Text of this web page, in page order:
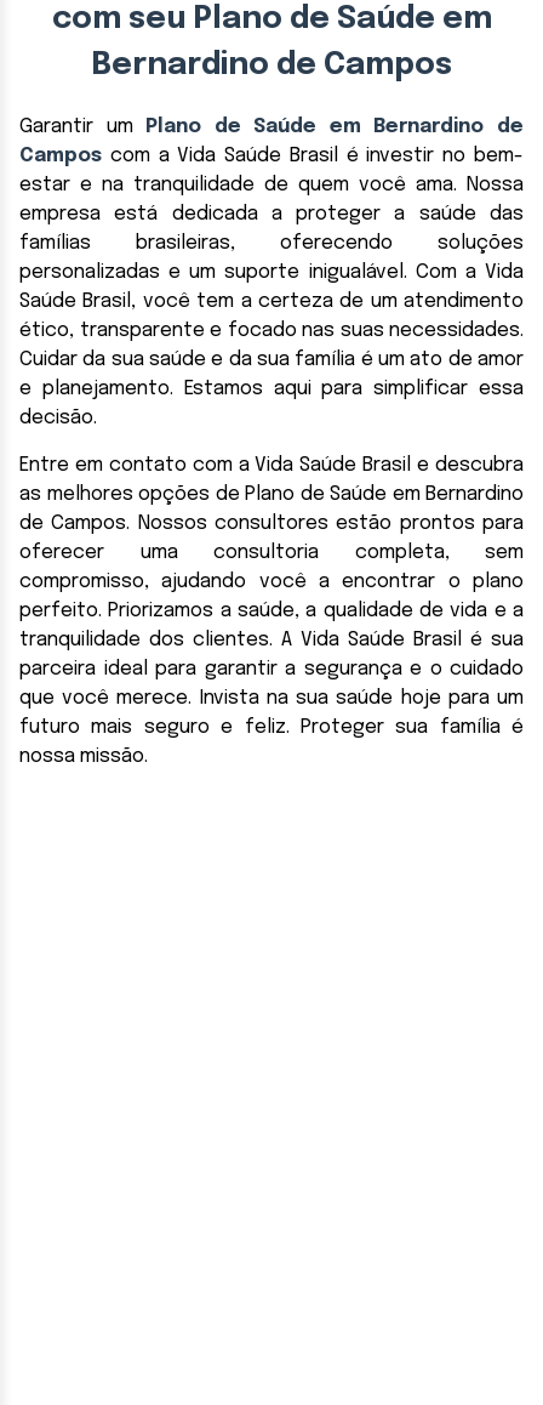
com seu Plano de Saúde em
Bernardino de Campos
Garantir um
Plano de Saúde em Bernardino de
Campos com a Vida Saúde Brasil é investir no bem-
estar e na tranquilidade de quem você ama. Nossa
empresa está dedicada a proteger a saúde das
famílias brasileiras, oferecendo soluções
personalizadas e um suporte inigualável. Com a Vida
Saúde Brasil, você tem a certeza de um atendimento
ético, transparente e focado nas suas necessidades.
Cuidar da sua saúde e da sua família é um ato de amor
e planejamento. Estamos aqui para simplificar essa
decisão.
Entre em contato com a Vida Saúde Brasil e descubra
as melhores opções de Plano de Saúde em Bernardino
de Campos. Nossos consultores estão prontos para
oferecer uma consultoria completa, sem
compromisso, ajudando você a encontrar o plano
perfeito. Priorizamos a saúde, a qualidade de vida e a
tranquilidade dos clientes. A Vida Saúde Brasil é sua
parceira ideal para garantir a segurança e o cuidado
que você merece. Invista na sua saúde hoje para um
futuro mais seguro e feliz. Proteger sua família é
nossa missão.